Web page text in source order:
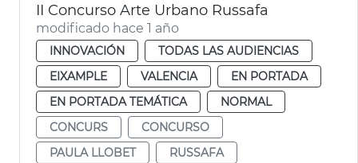
II Concurso Arte Urbano Russafa
modificado hace 1 año
INNOVACIÓN
TODAS LAS AUDIENCIAS
EIXAMPLE
VALENCIA
EN PORTADA
EN PORTADA TEMÁTICA
NORMAL
CONCURS
CONCURSO
PAULA LLOBET
RUSSAFA